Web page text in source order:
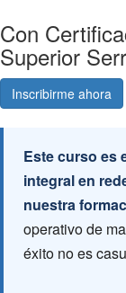
Con
Superior
Inscribirme ahora
Este curso es
integral en
nuestra
operativo de
éxito no es